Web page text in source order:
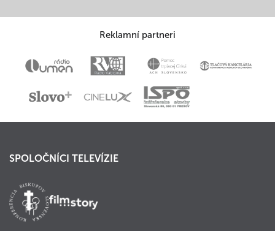
Reklamní partneri
SPOLOČNÍCI TELEVÍZIE